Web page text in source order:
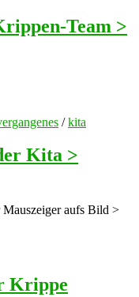
Team >
/kita
Kita >
aufs Bild >
Krippe